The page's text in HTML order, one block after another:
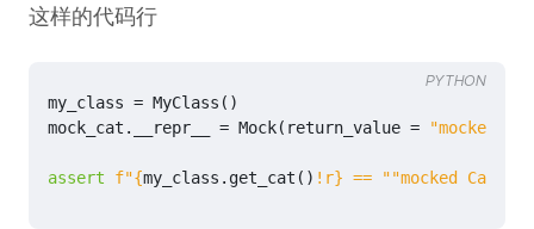
这样的代码行
my_class = MyClass ()
mock_cat . __repr__ = Mock( return_value = "mocked
assert f"{my_class . get_cat () !r} == ""mocked Cat
PYTHON